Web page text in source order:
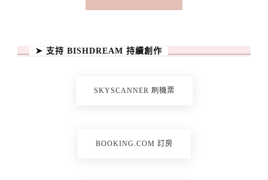
➤ 支持 BISHDREAM 持續創作
SKYSCANNER 刷機票
BOOKING.COM 訂房